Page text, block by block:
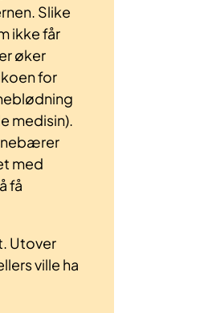
Slike
ikke får
øker
for
medisin).
med
få
Utover
ville ha